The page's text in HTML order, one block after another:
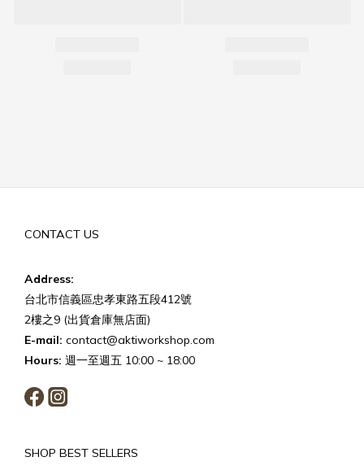
CONTACT US
Address:
台北市信義區忠孝東路五段412號
2樓之9 (出貨倉庫無店面)
E-mail: contact@aktiworkshop.com
Hours: 週一至週五 10:00 ~ 18:00
SHOP BEST SELLERS